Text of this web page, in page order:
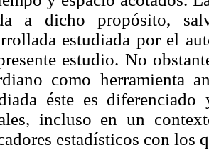
a dicho propósito,
estudiada por el
estudio. No
como herramienta
éste es
incluso en un
estadísticos con los